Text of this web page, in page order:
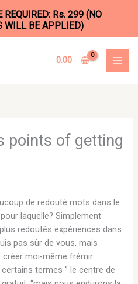
0.00
points of getting
de redouté mots dans le
laquelle? Simplement
redoutés expériences dans
pas sûr de vous, mais
moi-même frémir.
termes ” le centre de
Rs. 299 (NO
WILL BE APPLIED)